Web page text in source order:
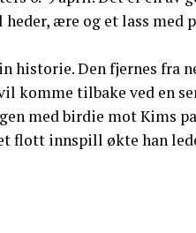
ære og et lass med
Den fjernes fra
komme tilbake ved en
med birdie mot Kims
flott innspill økte han